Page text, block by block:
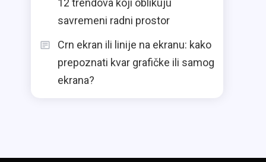
12 trendova koji oblikuju
savremeni radni prostor
Crn ekran ili linije na ekranu: kako
prepoznati kvar grafičke ili samog
ekrana?